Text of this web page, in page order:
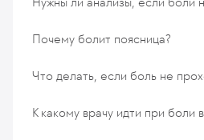
Коваленко Алексей
Коваленко Алексей
Коваленко Алексей
Почему болит поясница?
Что делать, если боль не
К какому врачу идти при боли